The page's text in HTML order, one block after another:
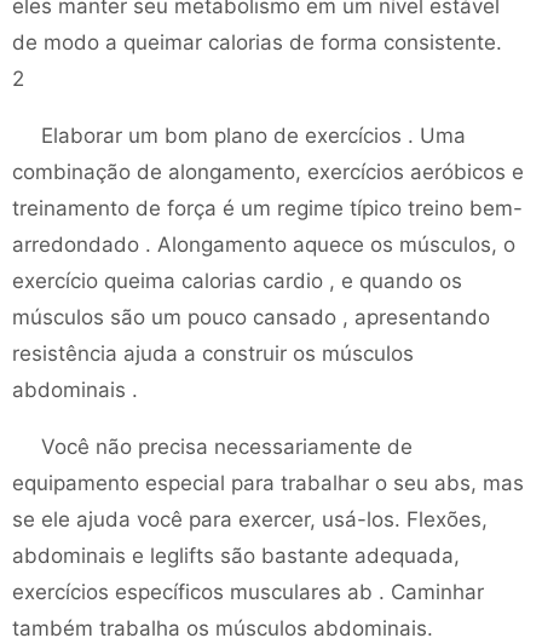
eles manter seu metabolismo em um nível estável
de modo a queimar calorias de forma consistente.
2
Elaborar um bom plano de exercícios . Uma
combinação de alongamento, exercícios aeróbicos e
treinamento de força é um regime típico treino bem-
arredondado . Alongamento aquece os músculos, o
exercício queima calorias cardio , e quando os
músculos são um pouco cansado , apresentando
resistência ajuda a construir os músculos
abdominais .
Você não precisa necessariamente de
equipamento especial para trabalhar o seu abs, mas
se ele ajuda você para exercer, usá-los. Flexões,
abdominais e leglifts são bastante adequada,
exercícios específicos musculares ab . Caminhar
também trabalha os músculos abdominais.